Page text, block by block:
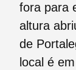
fora para
altura
de
local é